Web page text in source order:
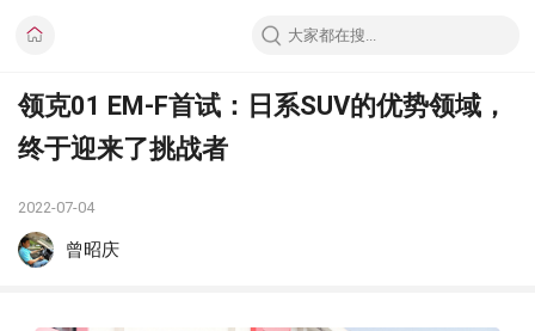
领克01 EM-F首试：日系SUV的优势领域，
终于迎来了挑战者
2022-07-04
曾昭庆